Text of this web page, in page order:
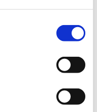
δεξιότητες
για το